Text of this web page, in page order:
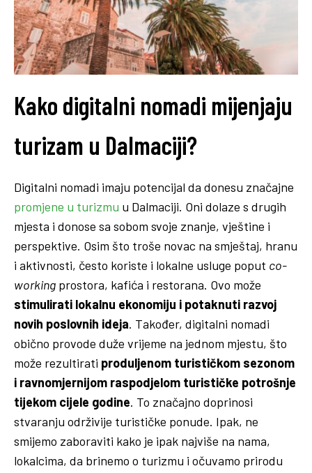
Kako digitalni nomadi mijenjaju
turizam u Dalmaciji?
Digitalni nomadi imaju potencijal da donesu značajne
promjene u turizmu u Dalmaciji. Oni dolaze s drugih
mjesta i donose sa sobom svoje znanje, vještine i
perspektive. Osim što troše novac na smještaj, hranu
i aktivnosti, često koriste i lokalne usluge poput co-
working prostora, kafića i restorana. Ovo može
stimulirati lokalnu ekonomiju i potaknuti razvoj
novih poslovnih ideja. Također, digitalni nomadi
obično provode duže vrijeme na jednom mjestu, što
može rezultirati produljenom turističkom sezonom
i ravnomjernijom raspodjelom turističke potrošnje
tijekom cijele godine. To značajno doprinosi
stvaranju održivije turističke ponude. Ipak, ne
smijemo zaboraviti kako je ipak najviše na nama,
lokalcima, da brinemo o turizmu i očuvamo prirodu